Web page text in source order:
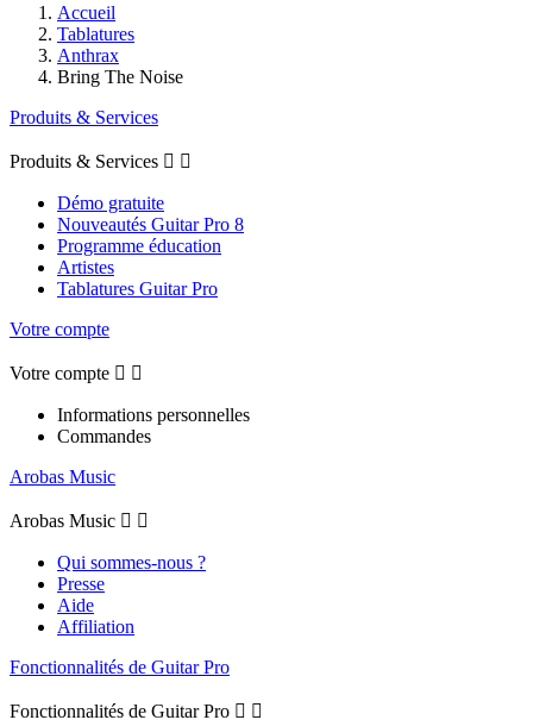
Accueil
Tablatures
Anthrax
Bring The Noise
Produits & Services
Produits & Services  
Démo gratuite
Nouveautés Guitar Pro 8
Programme éducation
Artistes
Tablatures Guitar Pro
Votre compte
Votre compte  
Informations personnelles
Commandes
Arobas Music
Arobas Music  
Qui sommes-nous ?
Presse
Aide
Affiliation
Fonctionnalités de Guitar Pro
Fonctionnalités de Guitar Pro  